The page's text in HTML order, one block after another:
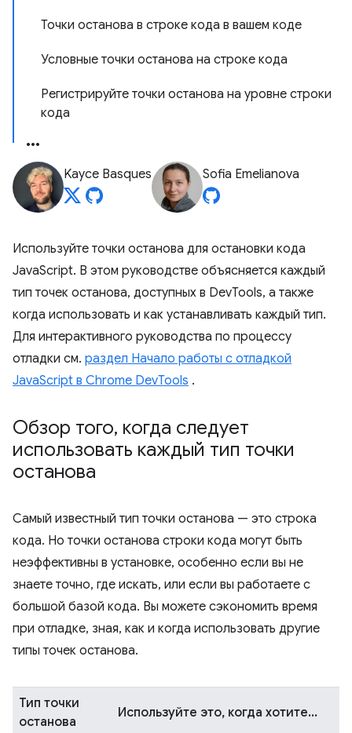
Точки останова в строке кода в вашем коде
Условные точки останова на строке кода
Регистрируйте точки останова на уровне строки
кода
Kayce Basques Sofia Emelianova
Используйте точки останова для остановки кода
JavaScript. В этом руководстве объясняется каждый
тип точек останова, доступных в DevTools, а также
когда использовать и как устанавливать каждый тип.
Для интерактивного руководства по процессу
отладки см. раздел Начало работы с отладкой
JavaScript в Chrome DevTools .
Обзор того, когда следует
использовать каждый тип точки
останова
Самый известный тип точки останова — это строка
кода. Но точки останова строки кода могут быть
неэффективны в установке, особенно если вы не
знаете точно, где искать, или если вы работаете с
большой базой кода. Вы можете сэкономить время
при отладке, зная, как и когда использовать другие
типы точек останова.
Тип точки
останова
Используйте это, когда хотите...